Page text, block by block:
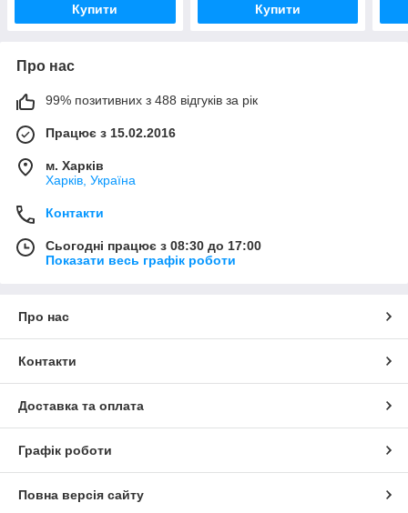
Купити Купити
Про нас
99% позитивних з 488 відгуків за рік
Працює з 15.02.2016
м. Харків
Харків, Україна
Контакти
Сьогодні працює з 08:30 до 17:00
Показати весь графік роботи
Про нас
Контакти
Доставка та оплата
Графік роботи
Повна версія сайту